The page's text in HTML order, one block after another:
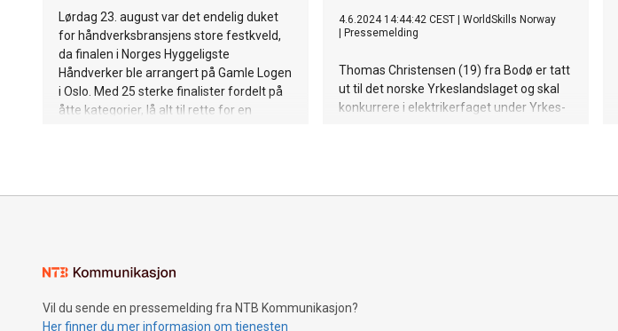
Lørdag 23. august var det endelig duket
for håndverksbransjens store festkveld,
da finalen i Norges Hyggeligste
Håndverker ble arrangert på Gamle Logen
i Oslo. Med 25 sterke finalister fordelt på
åtte kategorier, lå alt til rette for en
4.6.2024 14:44:42 CEST
WorldSkills Norway
Pressemelding
Thomas Christensen (19) fra Bodø er tatt
ut til det norske Yrkeslandslaget og skal
konkurrere i elektrikerfaget under Yrkes-
Vil du sende en pressemelding fra NTB Kommunikasjon?
Her finner du mer informasjon om tjenesten